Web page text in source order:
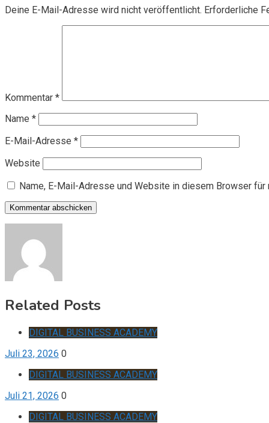
Deine E-Mail-Adresse wird nicht veröffentlicht. Erforderliche
Kommentar *
Name *
E-Mail-Adresse *
Website
Name, E-Mail-Adresse und Website in diesem Browser
Related Posts
DIGITAL BUSINESS ACADEMY
Juli 23, 2026 0
DIGITAL BUSINESS ACADEMY
Juli 21, 2026 0
DIGITAL BUSINESS ACADEMY